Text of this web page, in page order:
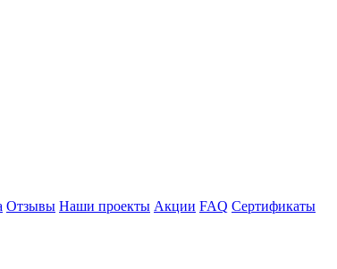
Отзывы Наши проекты Акции FAQ Сертификаты